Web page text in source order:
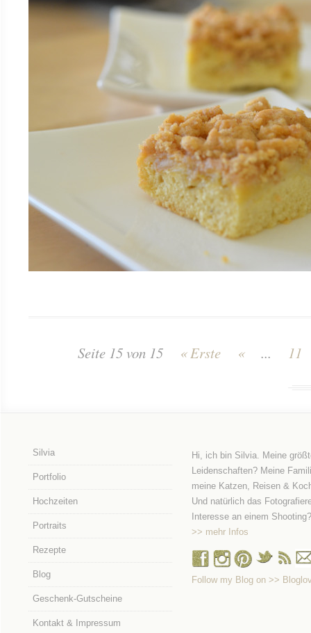
Seite 15 von 15 « Erste « ... 11
Silvia
Portfolio
Hochzeiten
Portraits
Rezepte
Blog
Geschenk-Gutscheine
Kontakt & Impressum
Hi, ich bin Silvia. Meine
Leidenschaften? Meine
meine Katzen, Reisen &
Und natürlich das
Interesse an einem Shooting?
>> mehr Infos
Follow my Blog on >>